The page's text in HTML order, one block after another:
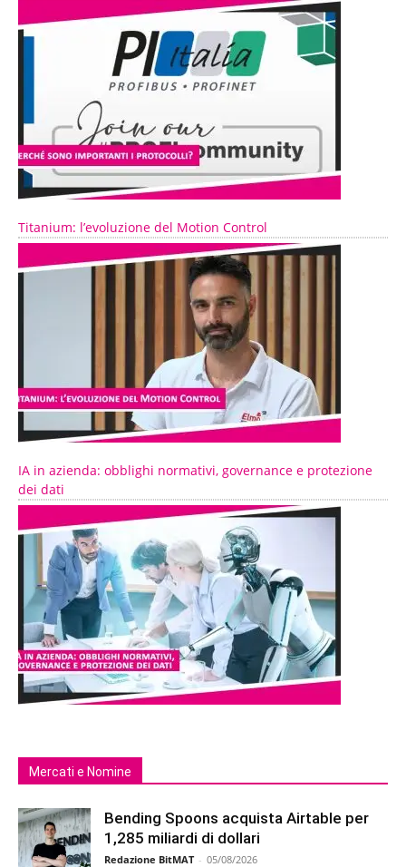
Titanium: l’evoluzione del Motion Control
IA in azienda: obblighi normativi, governance e protezione
dei dati
Mercati e Nomine
Bending Spoons acquista Airtable per
1,285 miliardi di dollari
Redazione BitMAT - 05/08/2026